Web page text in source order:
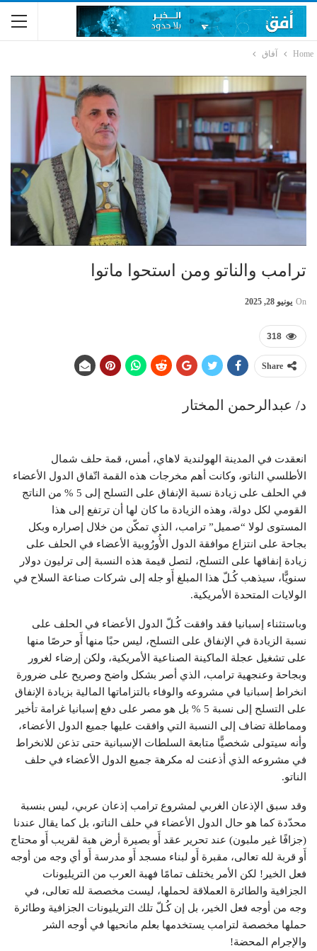
Home آفاق
ترامب والناتو ومن استحوا ماتوا
On يونيو 28, 2025
318
Share
د/ عبدالرحمن المختار
انعقدت في المدينة الهولندية لاهاي، أمس، قمة حلف شمال
الأطلسي الناتو، وكانت أهم مخرجات هذه القمة اتّفاق الدول الأعضاء
في الحلف على زيادة نسبة الإنفاق على التسلح إلى 5 % من الناتج
القومي لكل دولة، وهذه الزيادة ما كان لها أن ترتفع إلى هذا
المستوى لولا “صميل” ترامب، الذي تمكّن من خلال إصراره وبكل
بجاحة على انتزاع موافقة الدول الأُورُوبية الأعضاء في الحلف على
زيادة إنفاقها على التسلح، لتصل قيمة هذه النسبة إلى ترليون دولار
سنويًّا، سيذهب كُـلّ هذا المبلغ أَو جله إلى شركات صناعة السلاح في
الولايات المتحدة الأمريكية.
وباستثناء إسبانيا فقد وافقت كُـلّ الدول الأعضاء في الحلف على
نسبة الزيادة في الإنفاق على التسلح، ليس حبًا منها أَو حرصًا منها
على تشغيل عجلة الماكينة الصناعية الأمريكية، ولكن إرضاء لغرور
وبجاحة وعنجهية ترامب، الذي أصر بشكل واضح وصريح على ضرورة
انخراط إسبانيا في مشروعه والوفاء بالتزاماتها المالية بزيادة الإنفاق
على التسلح إلى نسبة 5 % بل هو مصر على دفع إسبانيا غرامة تأخير
ومماطلة تضاف إلى النسبة التي وافقت عليها جميع الدول الأعضاء،
وأنه سيتولى شخصيًّا متابعة السلطات الإسبانية حتى تذعن للانخراط
في مشروعه الذي أذعنت له مكرهة جميع الدول الأعضاء في حلف
الناتو.
وقد سبق الإذعان الغربي لمشروع ترامب إذعان عربي، ليس بنسبة
محدّدة كما هو حال الدول الأعضاء في حلف الناتو، بل كما يقال عندنا
(جزافًا غير ملبون) عند تحرير عقد أَو بصيرة أرض هبة لقريب أَو محتاج
أَو قربة لله تعالى، مقبرة أَو لبناء مسجد أَو مدرسة أَو أي وجه من أوجه
فعل الخير! لكن الأمر يختلف تمامًا فهبة العرب من التريليونات
الجزافية والطائرة العملاقة لحملها، ليست مخصصة لله تعالى، في
وجه من أوجه فعل الخير، بل إن كُـلّ تلك التريليونات الجزافية وطائرة
حملها مخصصة لترامب يستخدمها بعلم مانحيها في أوجه الشر
والإجرام المحضة!